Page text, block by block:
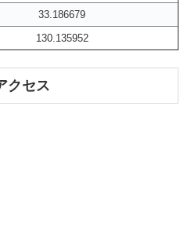
33.186679
130.135952
クセス